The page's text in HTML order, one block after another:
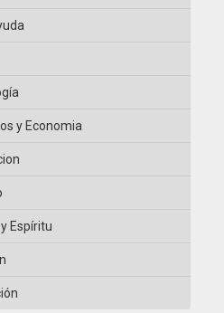
y Economia
Espíritu